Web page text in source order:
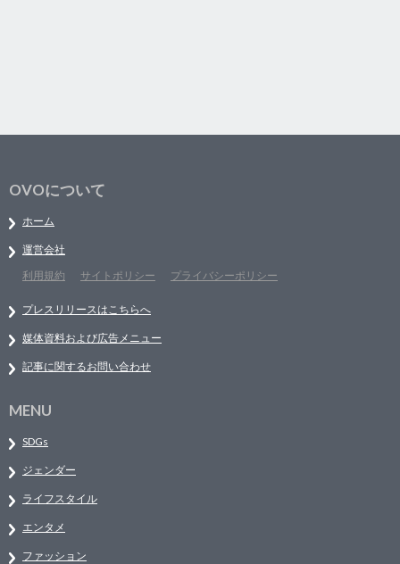
OVOについて
ホーム
運営会社
利用規約
サイトポリシー プライバシーポリシー
プレスリリースはこちらへ
媒体資料および広告メニュー
記事に関するお問い合わせ
MENU
SDGs
ジェンダー
ライフスタイル
エンタメ
ファッション